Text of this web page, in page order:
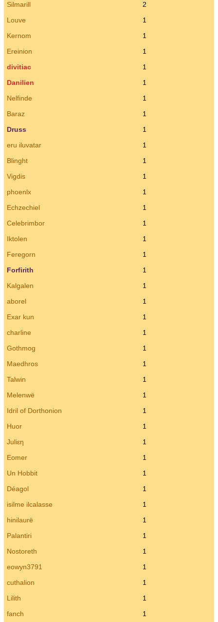
Silmarill
2
Louve
1
Kernom
1
Ereinion
1
divitiac
1
Danilien
1
Nelfinde
1
Baraz
1
Druss
1
eru iluvatar
1
Blinght
1
Vigdis
1
phoenlx
1
Echzechiel
1
Celebrimbor
1
Iktolen
1
Feregorn
1
Forfirith
1
Kalgalen
1
aborel
1
Exar kun
1
charline
1
Gothmog
1
Maedhros
1
Talwin
1
Melenwë
1
Idril of Dorthonion
1
Huor
1
Juliεη
1
Eomer
1
Un Hobbit
1
Déagol
1
isilme ilcalasse
1
hinilaurë
1
Palantiri
1
Nostoreth
1
eowyn3791
1
cuthalion
1
Lilith
1
fanch
1